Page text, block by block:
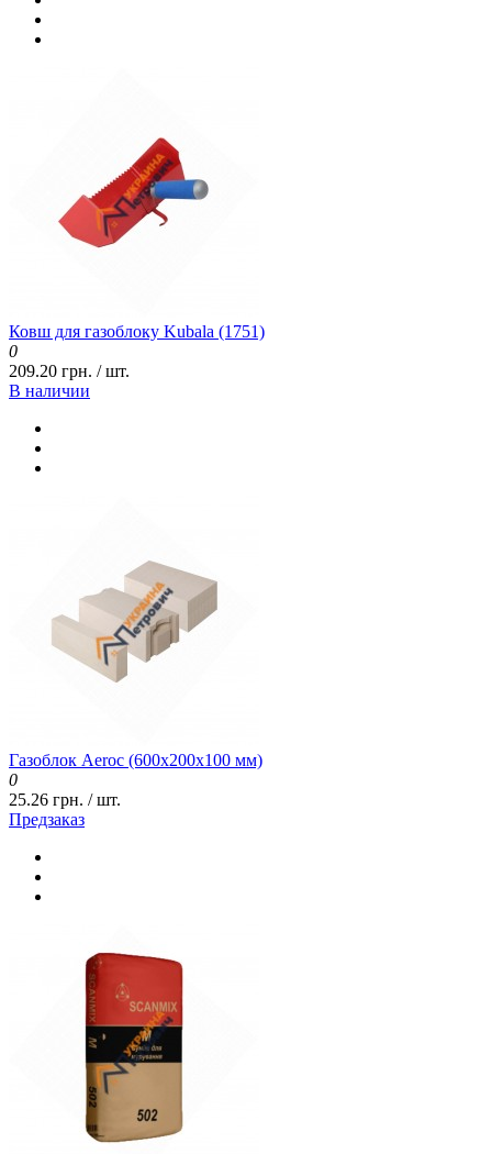
Ковш для газоблоку Kubala (1751)
0
209.20 грн. / шт.
В наличии
Газоблок Aeroc (600x200x100 мм)
0
25.26 грн. / шт.
Предзаказ